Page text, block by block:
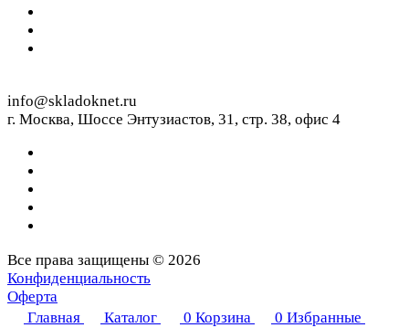
info@skladoknet.ru
г. Москва, Шоссе Энтузиастов, 31, стр. 38, офис 4
Все права защищены © 2026
Конфиденциальность
Оферта
Главная
Каталог 0 Корзина 0 Избранные